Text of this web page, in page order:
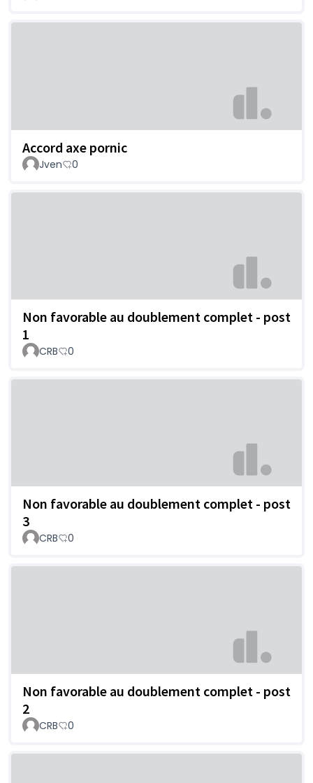
Accord axe pornic
Jven 0
Non favorable au doublement complet - post
1
CRB 0
Non favorable au doublement complet - post
3
CRB 0
Non favorable au doublement complet - post
2
CRB 0